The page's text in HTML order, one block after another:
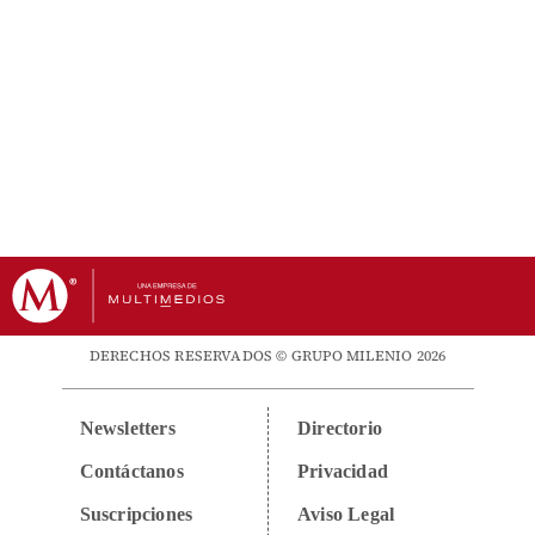
DERECHOS RESERVADOS © GRUPO MILENIO 2026
Newsletters
Contáctanos
Suscripciones
Directorio
Privacidad
Aviso Legal